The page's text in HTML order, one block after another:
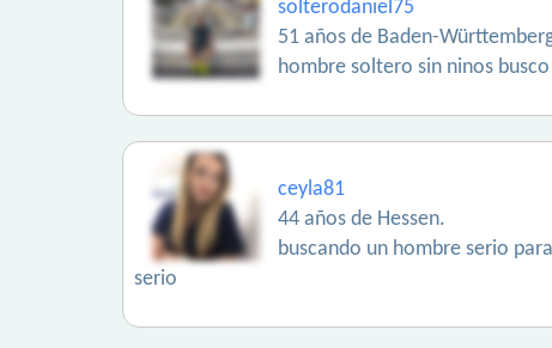
solterodaniel75
51 años de Baden-
hombre soltero sin ninos
ceyla81
44 años de Hessen.
buscando un hombre serio
serio